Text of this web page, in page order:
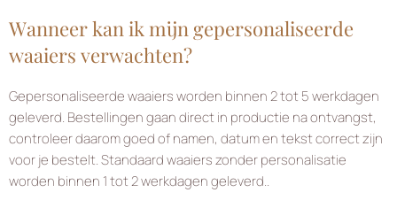
Wanneer kan ik mijn gepersonaliseerde
waaiers verwachten?
Gepersonaliseerde waaiers worden binnen 2 tot 5 werkdagen
geleverd. Bestellingen gaan direct in productie na ontvangst,
controleer daarom goed of namen, datum en tekst correct zijn
voor je bestelt. Standaard waaiers zonder personalisatie
worden binnen 1 tot 2 werkdagen geleverd..